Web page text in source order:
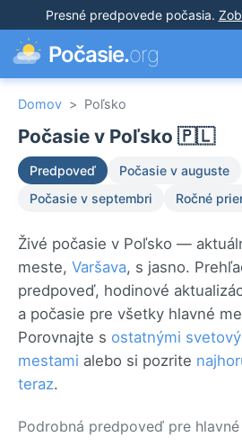
Presné predpovede počasia.
Počasie.org
Domov > Poľsko
Počasie v Poľsko 🇵🇱
Predpoveď
Počasie v auguste
Počasie v septembri
Ročné
Živé počasie v Poľsko —
meste, Varšava, s jasno.
predpoveď, hodinové
a počasie pre všetky hlavné
Porovnajte s ostatnými
mestami alebo si pozrite
teraz.
Podrobná predpoveď pre